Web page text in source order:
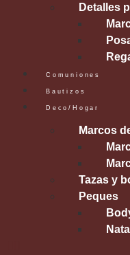
Detalles
Comuniones
Bautizos
Deco/Hogar
Marcos
Tazas y
Peques